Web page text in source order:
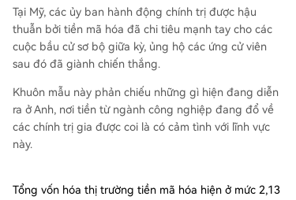
Tại Mỹ, các ủy ban hành động chính trị được hậu
thuẫn bởi tiền mã hóa đã chi tiêu mạnh tay cho các
cuộc bầu cử sơ bộ giữa kỳ, ủng hộ các ứng cử viên
sau đó đã giành chiến thắng.
Khuôn mẫu này phản chiếu những gì hiện đang diễn
ra ở Anh, nơi tiền từ ngành công nghiệp đang đổ về
các chính trị gia được coi là có cảm tình với lĩnh vực
này.
Tổng vốn hóa thị trường tiền mã hóa hiện ở mức 2,13